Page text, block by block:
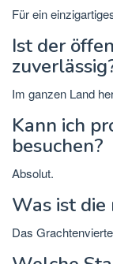
Für ein
Ist der
Im ganzen Land
Kann ich
besuchen?
Absolut.
Was ist die
Das